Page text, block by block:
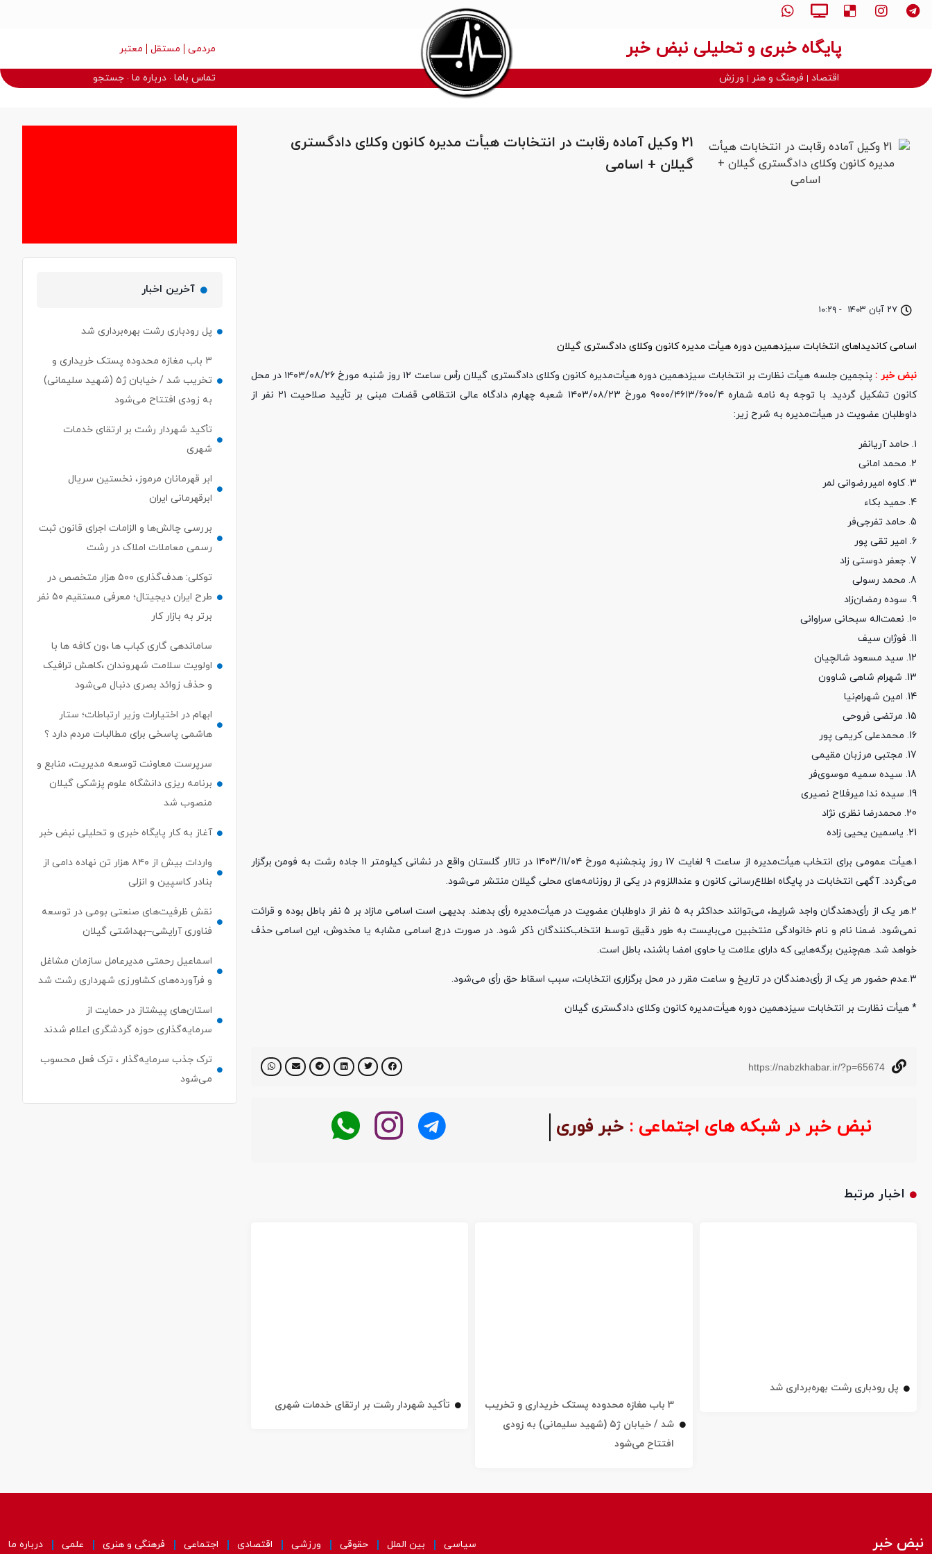
پایگاه خبری و تحلیلی نبض خبر مردمی مستقل معتبر
اقتصاد فرهنگ و هنر ورزش تماس باما درباره ما جستجو
۲۷ آبان ۱۴۰۳ - ۱۰:۲۹
21 وکیل آماده رقابت در انتخابات هیأت مدیره کانون وکلای دادگستری
گیلان + اسامی
اسامی کاندیداهای انتخابات سیزدهمین دوره هیأت مدیره کانون وکلای دادگستری گیلان
نبض خبر :
پنجمین جلسه هیأت نظارت بر انتخابات سیزدهمین دوره هیأت‌مدیره کانون وکلای دادگستری گیلان رأس ساعت ۱۲ روز شنبه مورخ ۱۴۰۳/۰۸/۲۶ در محل
کانون تشکیل گردید. با توجه به نامه شماره ۹۰۰۰/۴۶۱۳/۶۰۰/۴ مورخ ۱۴۰۳/۰۸/۲۳ شعبه چهارم دادگاه عالی انتظامی قضات مبنی بر تأیید صلاحیت ۲۱ نفر از
داوطلبان عضویت در هیأت‌مدیره به شرح زیر:
۱. حامد آریانفر
2. محمد امانی
3. کاوه امیررضوانی لمر
4. حمید بکاء
5. حامد تفرجی‌فر
6. امیر تقی پور
7. جعفر دوستی زاد
8. محمد رسولی
9. سوده رمضان‌زاد
10. نعمت‌اله سبحانی سراوانی
11. فوژان سیف
12. سید مسعود شالچیان
13. شهرام شاهی شاوون
14. امین شهرام‌نیا
15. مرتضی فروحی
16. محمدعلی کریمی پور
17. مجتبی مرزبان مقیمی
18. سیده سمیه موسوی‌فر
19. سیده ندا میرفلاح نصیری
20. محمدرضا نظری نژاد
21. یاسمین یحیی زاده
۱.هیأت عمومی برای انتخاب هیأت‌مدیره از ساعت ۹ لغایت ۱۷ روز پنجشنبه مورخ ۱۴۰۳/۱۱/۰۴ در تالار گلستان واقع در نشانی کیلومتر ۱۱ جاده رشت به فومن برگزار
می‌گردد. آگهی انتخابات در پایگاه اطلاع‌رسانی کانون و عنداللزوم در یکی از روزنامه‌های محلی گیلان منتشر می‌شود.
۲.هر یک از رأی‌دهندگان واجد شرایط، می‌توانند حداکثر به ۵ نفر از داوطلبان عضویت در هیأت‌مدیره رأی بدهند. بدیهی است اسامی مازاد بر ۵ نفر باطل بوده و قرائت
نمی‌شود. ضمنا نام و نام خانوادگی منتخبین می‌بایست به طور دقیق توسط انتخاب‌کنندگان ذکر شود. در صورت درج اسامی مشابه یا مخدوش، این اسامی حذف
خواهد شد. هم‌چنین برگه‌هایی که دارای علامت یا حاوی امضا باشند، باطل است.
۳.عدم حضور هر یک از رأی‌دهندگان در تاریخ و ساعت مقرر در محل برگزاری انتخابات، سبب اسقاط حق رأی می‌شود.
* هیأت نظارت بر انتخابات سیزدهمین دوره هیأت‌مدیره کانون وکلای دادگستری گیلان
https://nabzkhabar.ir/?p=65674
نبض خبر در شبکه های اجتماعی : خبر فوری
اخبار مرتبط
پل رودباری رشت بهره‌برداری شد
۳ باب مغازه محدوده پستک خریداری و تخریب
شد / خیابان ژ۵ (شهید سلیمانی) به زودی
افتتاح می‌شود
تأکید شهردار رشت بر ارتقای خدمات شهری
آخرین اخبار
پل رودباری رشت بهره‌برداری شد
۳ باب مغازه محدوده پستک خریداری و
تخریب شد / خیابان ژ۵ (شهید سلیمانی)
به زودی افتتاح می‌شود
تأکید شهردار رشت بر ارتقای خدمات
شهری
ابر قهرمانان مرموز، نخستین سریال
ابرقهرمانی ایران
بررسی چالش‌ها و الزامات اجرای قانون ثبت
رسمی معاملات املاک در رشت
توکلی: هدف‌گذاری ۵۰۰ هزار متخصص در
طرح ایران دیجیتال؛ معرفی مستقیم ۵۰ نفر
برتر به بازار کار
ساماندهی گاری کباب ها ،ون کافه ها با
اولویت سلامت شهروندان ،کاهش ترافیک
و حذف زوائد بصری دنبال می‌شود
ابهام در اختیارات وزیر ارتباطات؛ ستار
هاشمی پاسخی برای مطالبات مردم دارد ؟
سرپرست معاونت توسعه مدیریت، منابع و
برنامه ریزی دانشگاه علوم پزشکی گیلان
منصوب شد
آغاز به کار پایگاه خبری و تحلیلی نبض خبر
واردات بیش از ۸۴۰ هزار تن نهاده دامی از
بنادر كاسپین و انزلی
نقش ظرفیت‌های صنعتی بومی در توسعه
فناوری آرایشی–بهداشتی گیلان
اسماعیل رحمتی مدیرعامل سازمان مشاغل
و فرآورده‌های کشاورزی شهرداری رشت شد
استان‌های پیشتاز در حمایت از
سرمایه‌گذاری حوزه گردشگری اعلام شدند
ترک جذب سرمایه‌گذار ، ترک فعل محسوب
می‌شود
نبض خبر سیاسی بین الملل حقوقی ورزشی اقتصادی اجتماعی فرهنگی و هنری علمی درباره ما